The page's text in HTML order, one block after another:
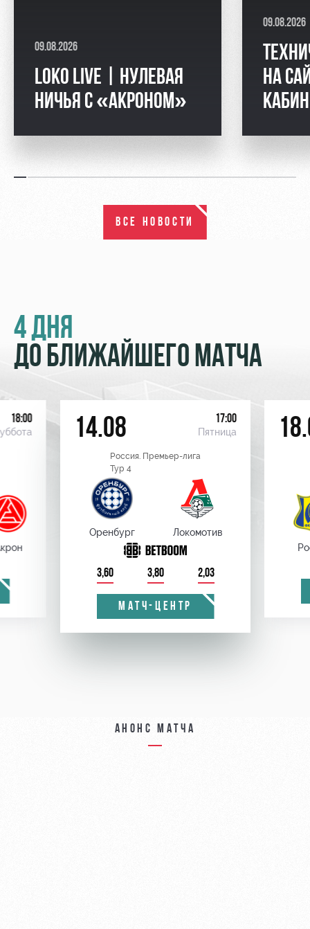
09.08.2026
LOKO LIVE | НУЛЕВАЯ
НИЧЬЯ С «АКРОНОМ»
09.08.2026
НА
ВСЕ НОВОСТИ
4 ДНЯ
ДО БЛИЖАЙШЕГО МАТЧА
18:00 14.08 17:00
Пятница
Россия. Премьер-лига
Тур 4
Оренбург Локомотив
3,60 3,80 2,03
МАТЧ-ЦЕНТР
Анонс матча